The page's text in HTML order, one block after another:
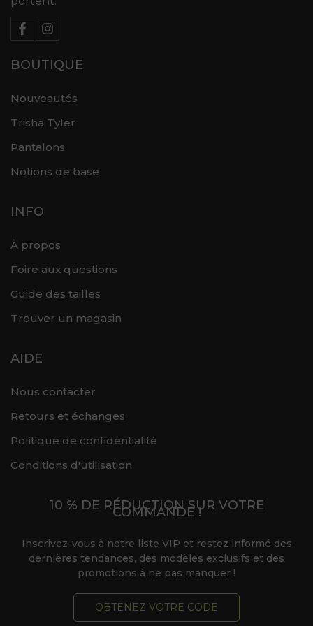
BOUTIQUE
Nouveautés
Trisha Tyler
Pantalons
Notions de base
INFO
À propos
Foire aux questions
Guide des tailles
Trouver un magasin
AIDE
Nous contacter
Retours et échanges
Politique de confidentialité
Conditions d'utilisation
10 % DE RÉDUCTION SUR VOTRE
COMMANDE !
Inscrivez-vous à notre liste VIP et restez informé des
dernières tendances, des modèles exclusifs et des
promotions à ne pas manquer !
OBTENEZ VOTRE CODE